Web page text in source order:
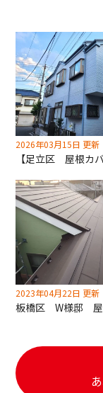
2026年03月15日 更新
2023年04月22日 更新